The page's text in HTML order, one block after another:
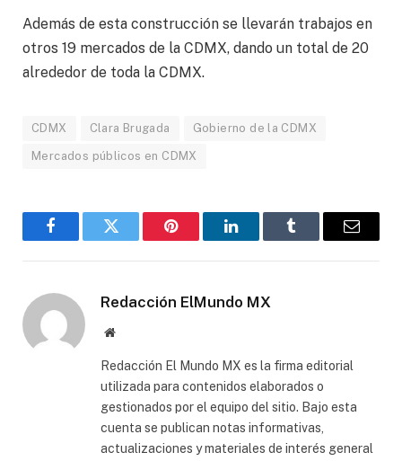
Además de esta construcción se llevarán trabajos en
otros 19 mercados de la CDMX, dando un total de 20
alrededor de toda la CDMX.
CDMX Clara Brugada Gobierno de la CDMX
Mercados públicos en CDMX
FacebookGorjeo Pinterest LinkedInTumblr
Correo
Redacción ElMundo MX
Sitio
Redacción El Mundo MX es la firma editorial
utilizada para contenidos elaborados o
gestionados por el equipo del sitio. Bajo esta
cuenta se publican notas informativas,
actualizaciones y materiales de interés general